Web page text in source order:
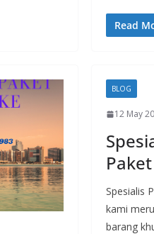
Read
BLOG
12 May
Spesialis
kami
barang